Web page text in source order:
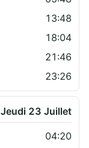
13:48
18:04
21:46
23:26
Jeudi 23 Juillet
04:20